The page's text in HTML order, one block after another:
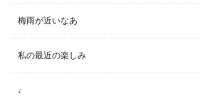
梅雨が近いなあ
私の最近の楽しみ
♩